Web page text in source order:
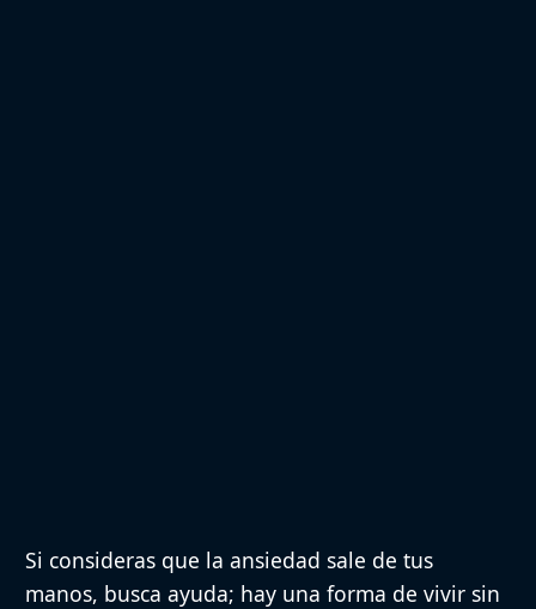
Si consideras que la ansiedad sale de tus
manos, busca ayuda; hay una forma de vivir sin